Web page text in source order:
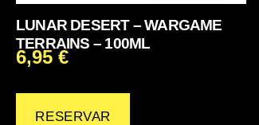
LUNAR DESERT – WARGAME
TERRAINS – 100ML
6,95 €
RESERVAR